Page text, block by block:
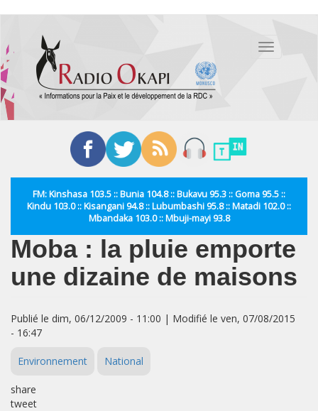
contenu
principal
Toggle
FM: Kinshasa 103.5 :: Bunia 104.8 :: Bukavu 95.3 :: Goma 95.5 ::
Kindu 103.0 :: Kisangani 94.8 :: Lubumbashi 95.8 :: Matadi 102.0 ::
Mbandaka 103.0 :: Mbuji-mayi 93.8
Moba : la pluie emporte
une dizaine de maisons
Publié le dim, 06/12/2009 - 11:00 | Modifié le ven, 07/08/2015
- 16:47
Environnement National
share
tweet